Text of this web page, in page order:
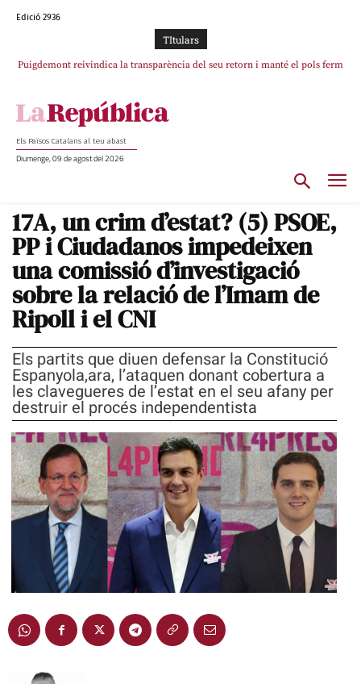
Edició 2936
TItulars
Portugal acusa Espanya de provocar un “efecte crida” massiu per la seva
Els Països Catalans al teu abast
Diumenge, 09 de agost del 2026
17A, un crim d’estat? (5) PSOE,
PP i Ciudadanos impedeixen
una comissió d’investigació
sobre la relació de l’Imam de
Ripoll i el CNI
Els partits que diuen defensar la Constitució
Espanyola,ara, l’ataquen donant cobertura a
les clavegueres de l’estat en el seu afany per
destruir el procés independentista